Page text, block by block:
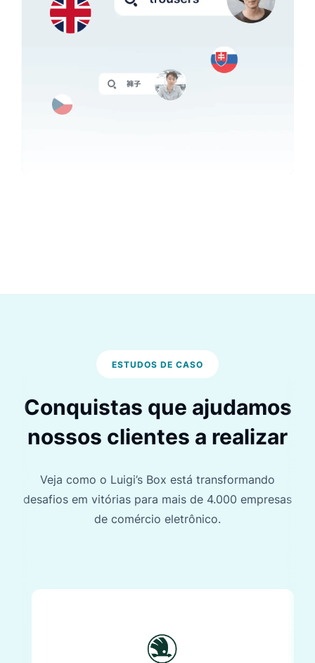
ESTUDOS DE CASO
Conquistas que ajudamos
nossos clientes a realizar
Veja como o Luigi’s Box está transformando
desafios em vitórias para mais de 4.000 empresas
de comércio eletrônico.